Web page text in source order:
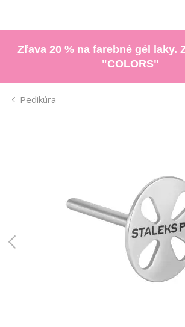
Zľava 20 % na farebné gél laky.
"COLORS"
Pedikúra